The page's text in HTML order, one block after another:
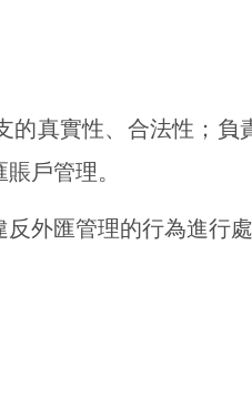
的真實性、合法性；負
戶管理。
外匯管理的行為進行處